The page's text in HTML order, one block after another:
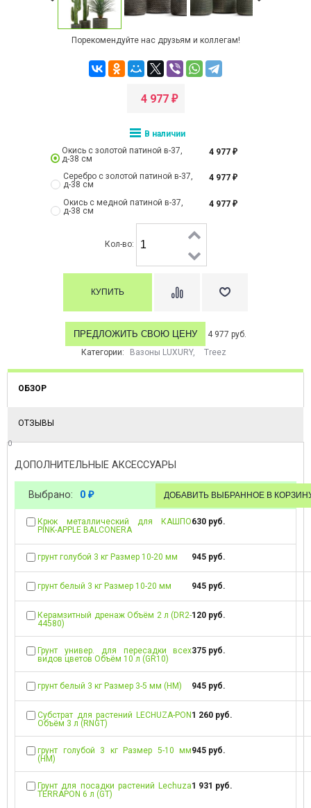
Порекомендуйте нас друзьям и коллегам!
4 977 ₽
В наличии
Окись с золотой патиной в-37,
д-38 см
4 977 ₽
Серебро с золотой патиной в-37,
д-38 см
4 977 ₽
Окись с медной патиной в-37,
д-38 см
4 977 ₽
Кол-во:
ПРЕДЛОЖИТЬ СВОЮ ЦЕНУ
4 977 руб.
Категории:
Вазоны LUXURY, Treez
ОБЗОР
ОТЗЫВЫ
0
ДОПОЛНИТЕЛЬНЫЕ АКСЕССУАРЫ
Выбрано: 0 ₽
Крюк металлический для КАШПО
PINK-APPLE BALCONERA
630 руб.
грунт голубой 3 кг Размер 10-20 мм 945 руб.
грунт белый 3 кг Размер 10-20 мм 945 руб.
Керамзитный дренаж Объём 2 л (DR2-
44580)
120 руб.
Грунт универ. для пересадки всех
видов цветов Объём 10 л (GR10)
375 руб.
грунт белый 3 кг Размер 3-5 мм (НМ) 945 руб.
Субстрат для растений LECHUZA-PON
Объём 3 л (RNGT)
1 260 руб.
грунт голубой 3 кг Размер 5-10 мм
(НМ)
945 руб.
Грунт для посадки растений Lechuza
TERRAPON 6 л (GT)
1 931 руб.